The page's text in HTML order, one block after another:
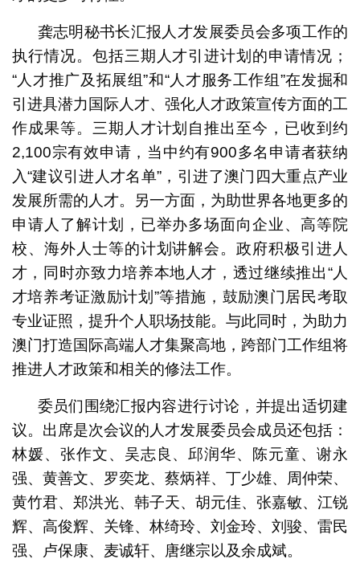
龚志明秘书长汇报人才发展委员会多项工作的
执行情况。包括三期人才引进计划的申请情况；
“人才推广及拓展组”和“人才服务工作组”在发掘和
引进具潜力国际人才、强化人才政策宣传方面的工
作成果等。三期人才计划自推出至今，已收到约
2,100宗有效申请，当中约有900多名申请者获纳
入“建议引进人才名单”，引进了澳门四大重点产业
发展所需的人才。另一方面，为助世界各地更多的
申请人了解计划，已举办多场面向企业、高等院
校、海外人士等的计划讲解会。政府积极引进人
才，同时亦致力培养本地人才，透过继续推出“人
才培养考证激励计划”等措施，鼓励澳门居民考取
专业证照，提升个人职场技能。与此同时，为助力
澳门打造国际高端人才集聚高地，跨部门工作组将
推进人才政策和相关的修法工作。
委员们围绕汇报内容进行讨论，并提出适切建
议。出席是次会议的人才发展委员会成员还包括：
林媛、张作文、吴志良、邱润华、陈元童、谢永
强、黄善文、罗奕龙、蔡炳祥、丁少雄、周仲荣、
黄竹君、郑洪光、韩子天、胡元佳、张嘉敏、江锐
辉、高俊辉、关锋、林绮玲、刘金玲、刘骏、雷民
强、卢保康、麦诚轩、唐继宗以及余成斌。